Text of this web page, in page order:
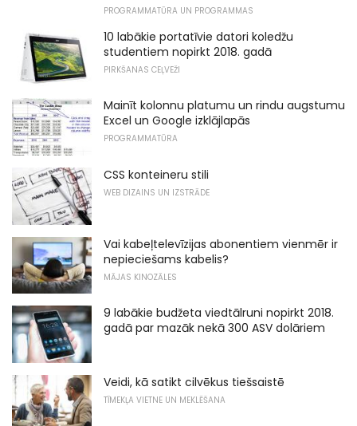
PROGRAMMATŪRA UN PROGRAMMAS
10 labākie portatīvie datori koledžu
studentiem nopirkt 2018. gadā
PIRKŠANAS CEĻVEŽI
Mainīt kolonnu platumu un rindu augstumu
Excel un Google izklājlapās
PROGRAMMATŪRA
CSS konteineru stili
WEB DIZAINS UN IZSTRĀDE
Vai kabeļtelevīzijas abonentiem vienmēr ir
nepieciešams kabelis?
MĀJAS KINOZĀLES
9 labākie budžeta viedtālruni nopirkt 2018.
gadā par mazāk nekā 300 ASV dolāriem
Veidi, kā satikt cilvēkus tiešsaistē
TĪMEKĻA VIETNE UN MEKLĒŠANA